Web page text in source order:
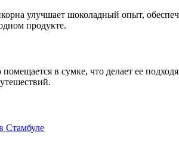
улучшает шоколадный опыт,
продукте.
в сумке, что делает ее
Стамбуле